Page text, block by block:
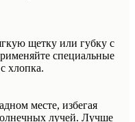
щетку или губку с
специальные
хлопка.
месте, избегая
лучей. Лучше